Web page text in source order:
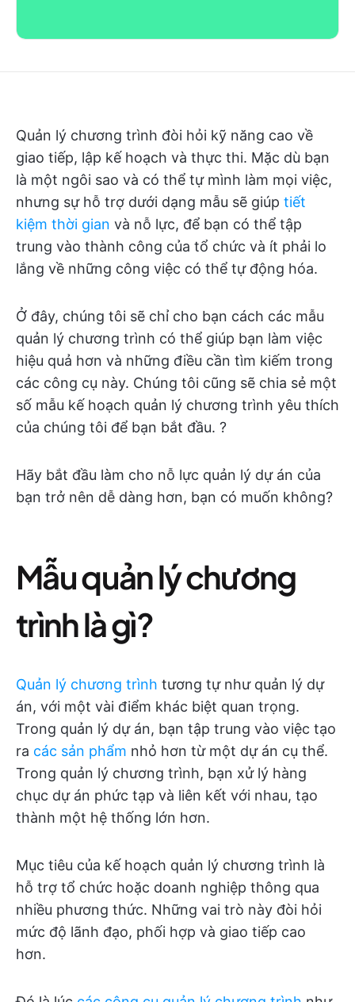
Quản lý chương trình đòi hỏi kỹ năng cao về
giao tiếp, lập kế hoạch và thực thi. Mặc dù bạn
là một ngôi sao và có thể tự mình làm mọi việc,
nhưng sự hỗ trợ dưới dạng mẫu sẽ giúp tiết
kiệm thời gian và nỗ lực, để bạn có thể tập
trung vào thành công của tổ chức và ít phải lo
lắng về những công việc có thể tự động hóa.
Ở đây, chúng tôi sẽ chỉ cho bạn cách các mẫu
quản lý chương trình có thể giúp bạn làm việc
hiệu quả hơn và những điều cần tìm kiếm trong
các công cụ này. Chúng tôi cũng sẽ chia sẻ một
số mẫu kế hoạch quản lý chương trình yêu thích
của chúng tôi để bạn bắt đầu. ?
Hãy bắt đầu làm cho nỗ lực quản lý dự án của
bạn trở nên dễ dàng hơn, bạn có muốn không?
Mẫu quản lý chương
trình là gì?
Quản lý chương trình tương tự như quản lý dự
án, với một vài điểm khác biệt quan trọng.
Trong quản lý dự án, bạn tập trung vào việc tạo
ra các sản phẩm nhỏ hơn từ một dự án cụ thể.
Trong quản lý chương trình, bạn xử lý hàng
chục dự án phức tạp và liên kết với nhau, tạo
thành một hệ thống lớn hơn.
Mục tiêu của kế hoạch quản lý chương trình là
hỗ trợ tổ chức hoặc doanh nghiệp thông qua
nhiều phương thức. Những vai trò này đòi hỏi
mức độ lãnh đạo, phối hợp và giao tiếp cao
hơn.